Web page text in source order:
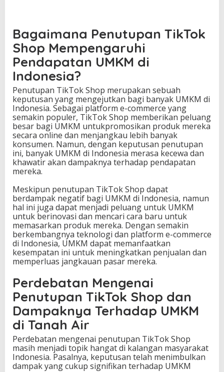
Bagaimana Penutupan TikTok
Shop Mempengaruhi
Pendapatan UMKM di
Indonesia?
Penutupan TikTok Shop merupakan sebuah
keputusan yang mengejutkan bagi banyak UMKM di
Indonesia. Sebagai platform e-commerce yang
semakin populer, TikTok Shop memberikan peluang
besar bagi UMKM untukpromosikan produk mereka
secara online dan menjangkau lebih banyak
konsumen. Namun, dengan keputusan penutupan
ini, banyak UMKM di Indonesia merasa kecewa dan
khawatir akan dampaknya terhadap pendapatan
mereka.
Meskipun penutupan TikTok Shop dapat
berdampak negatif bagi UMKM di Indonesia, namun
hal ini juga dapat menjadi peluang untuk UMKM
untuk berinovasi dan mencari cara baru untuk
memasarkan produk mereka. Dengan semakin
berkembangnya teknologi dan platform e-commerce
di Indonesia, UMKM dapat memanfaatkan
kesempatan ini untuk meningkatkan penjualan dan
memperluas jangkauan pasar mereka.
Perdebatan Mengenai
Penutupan TikTok Shop dan
Dampaknya Terhadap UMKM
di Tanah Air
Perdebatan mengenai penutupan TikTok Shop
masih menjadi topik hangat di kalangan masyarakat
Indonesia. Pasalnya, keputusan telah menimbulkan
dampak yang cukup signifikan terhadap UMKM